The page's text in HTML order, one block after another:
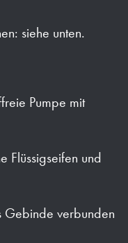
siehe unten.
Pumpe mit
Flüssigseifen und
verbunden